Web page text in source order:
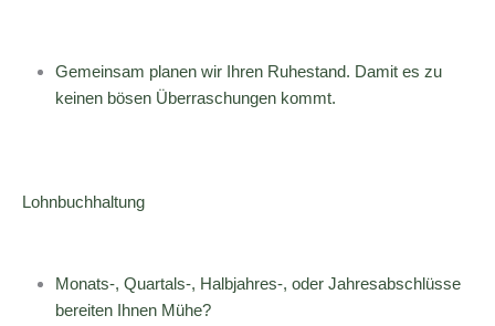
Gemeinsam planen wir Ihren Ruhestand. Damit es zu
keinen bösen Überraschungen kommt.
Lohnbuchhaltung
Monats-, Quartals-, Halbjahres-, oder Jahresabschlüsse
bereiten Ihnen Mühe?